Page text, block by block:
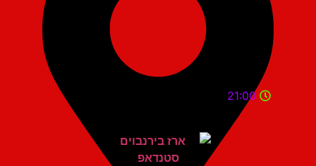
21:00